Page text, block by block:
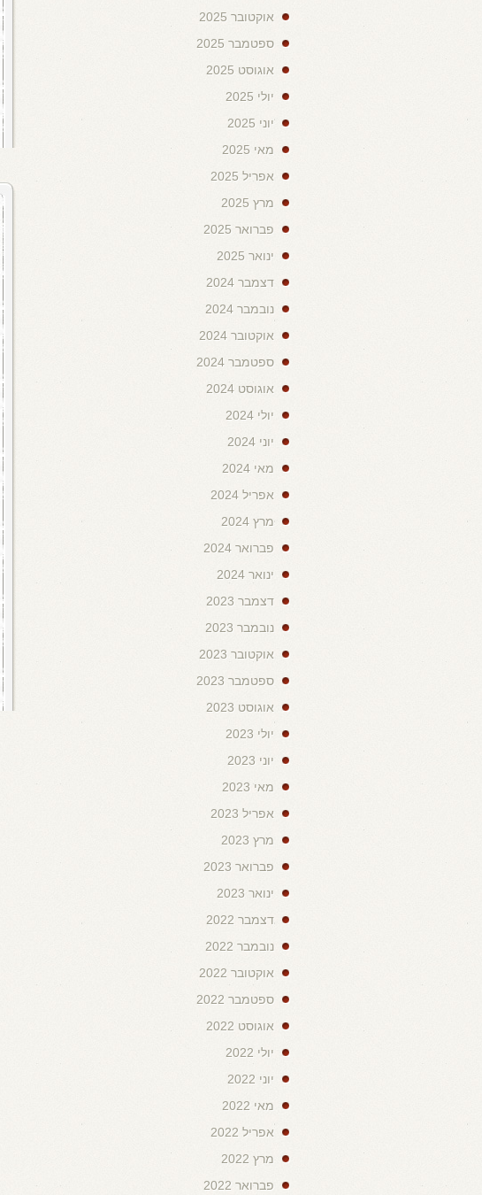
אוקטובר 2025
ספטמבר 2025
אוגוסט 2025
יולי 2025
יוני 2025
מאי 2025
אפריל 2025
מרץ 2025
פברואר 2025
ינואר 2025
דצמבר 2024
נובמבר 2024
אוקטובר 2024
ספטמבר 2024
אוגוסט 2024
יולי 2024
יוני 2024
מאי 2024
אפריל 2024
מרץ 2024
פברואר 2024
ינואר 2024
דצמבר 2023
נובמבר 2023
אוקטובר 2023
ספטמבר 2023
אוגוסט 2023
יולי 2023
יוני 2023
מאי 2023
אפריל 2023
מרץ 2023
פברואר 2023
ינואר 2023
דצמבר 2022
נובמבר 2022
אוקטובר 2022
ספטמבר 2022
אוגוסט 2022
יולי 2022
יוני 2022
מאי 2022
אפריל 2022
מרץ 2022
פברואר 2022